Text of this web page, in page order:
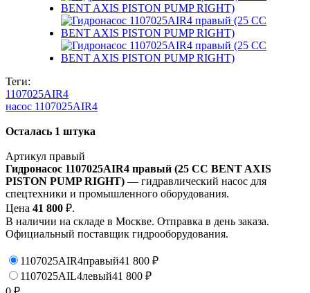
Теги:
1107025AIR4
насос 1107025AIR4
Осталась 1 штука
Артикул правый
Гидронасос 1107025AIR4 правый (25 CC BENT AXIS
PISTON PUMP RIGHT) — гидравлический насос для
спецтехники и промышленного оборудования.
Цена 41 800 ₽.
В наличии на складе в Москве. Отправка в день заказа.
Официальный поставщик гидрооборудования.
1107025AIR4правый41 800 ₽
1107025AIL4левый41 800 ₽